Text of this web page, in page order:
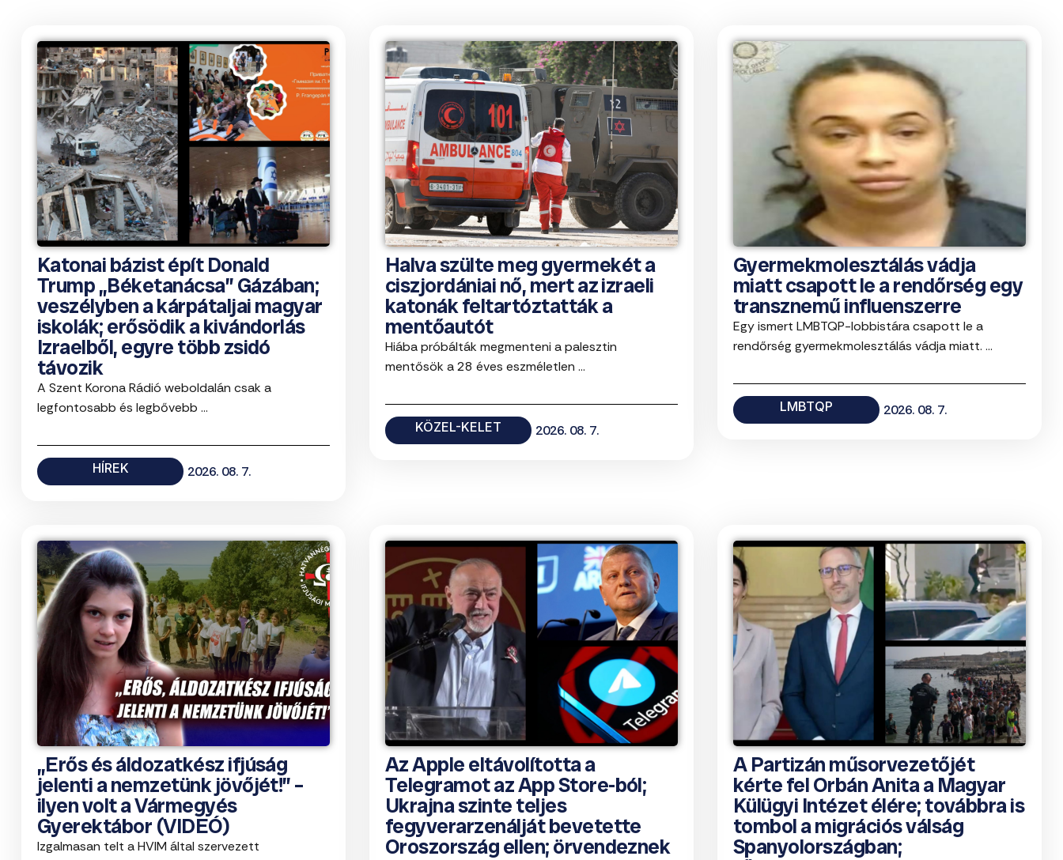
Katonai bázist épít Donald
Trump „Béketanácsa” Gázában;
veszélyben a kárpátaljai magyar
iskolák; erősödik a kivándorlás
Izraelből, egyre több zsidó
távozik
A Szent Korona Rádió weboldalán csak a
legfontosabb és legbővebb ...
HÍREK 2026. 08. 7.
Halva szülte meg gyermekét a
ciszjordániai nő, mert az izraeli
katonák feltartóztatták a
mentőautót
Hiába próbálták megmenteni a palesztin
mentősök a 28 éves eszméletlen ...
KÖZEL-KELET 2026. 08. 7.
Gyermekmolesztálás vádja
miatt csapott le a rendőrség egy
transznemű influenszerre
Egy ismert LMBTQP-lobbistára csapott le a
rendőrség gyermekmolesztálás vádja miatt. ...
LMBTQP 2026. 08. 7.
„Erős és áldozatkész ifjúság
jelenti a nemzetünk jövőjét!” –
ilyen volt a Vármegyés
Gyerektábor (VIDEÓ)
Izgalmasan telt a HVIM által szervezett
Az Apple eltávolította a
Telegramot az App Store-ból;
Ukrajna szinte teljes
fegyverarzenálját bevetette
Oroszország ellen; örvendeznek
A Partizán műsorvezetőjét
kérte fel Orbán Anita a Magyar
Külügyi Intézet élére; továbbra is
tombol a migrációs válság
Spanyolországban;